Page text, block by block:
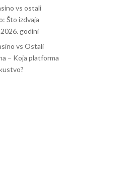
vs ostali
Što izdvaja
godini
vs Ostali
– Koja platforma